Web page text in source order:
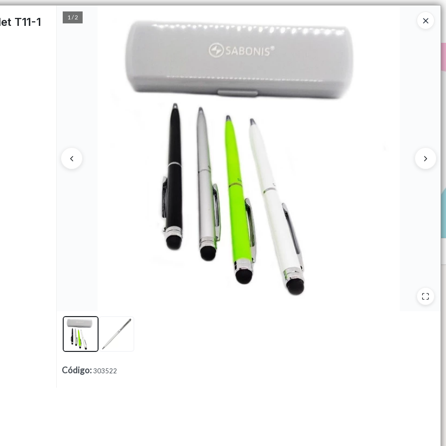
T11-1 1 / 2
Código: 303522
PUNTOS DE VENTA QUIÉNES SOMOS CONTACTO
Lista vacía